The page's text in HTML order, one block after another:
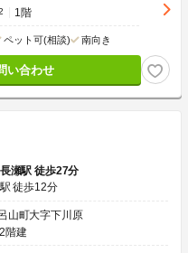
1階
ペット可(相談) 南向き
い合わせ
瀬駅 徒歩27分
徒歩12分
山町大字下川原
2階建